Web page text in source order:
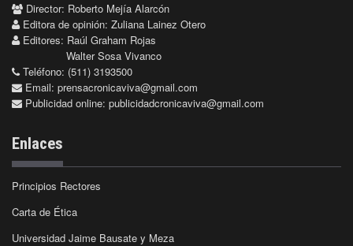
Director: Roberto Mejía Alarcón
Editora de opinión: Zuliana Lainez Otero
Editores: Raúl Graham Rojas
Walter Sosa Vivanco
Teléfono: (511) 3193500
Email: prensacronicaviva@gmail.com
Publicidad online: publicidadcronicaviva@gmail.com
Enlaces
Principios Rectores
Carta de Ética
Universidad Jaime Bausate y Meza